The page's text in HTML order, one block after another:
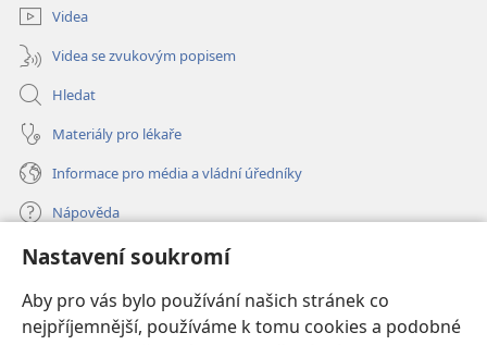
Nastavení soukromí
Aby pro vás bylo používání našich stránek co
nejpříjemnější, používáme k tomu cookies a podobné
Videa
Videa se zvukovým popisem
Hledat
Materiály pro lékaře
Informace pro média a vládní úředníky
Nápověda
Dary
nové
okno) ONLINE KNIHOVNA Strážné věže
(otevřeno